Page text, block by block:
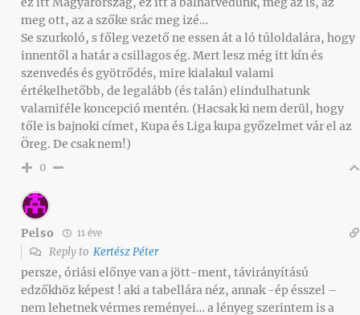
meg ott, az a szőke srác meg izé…
Se szurkoló, s főleg vezető ne essen át a ló túloldalára, hogy
innentől a határ a csillagos ég. Mert lesz még itt kín és
szenvedés és gyötrődés, mire kialakul valami
értékelhetőbb, de legalább (és talán) elindulhatunk
valamiféle koncepció mentén. (Hacsak ki nem derül, hogy
tőle is bajnoki címet, Kupa és Liga kupa győzelmet vár el az
Öreg. De csak nem!)
0
Pelso 11 éve
Reply to Kertész Péter
persze, óriási előnye van a jött-ment, távirányítású
edzőkhöz képest ! aki a tabellára néz, annak -ép ésszel –
nem lehetnek vérmes reményei… a lényeg szerintem is a